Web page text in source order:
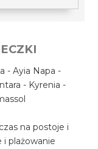
- Ayia Napa -
- Kyrenia -
na postoje i
i plażowanie